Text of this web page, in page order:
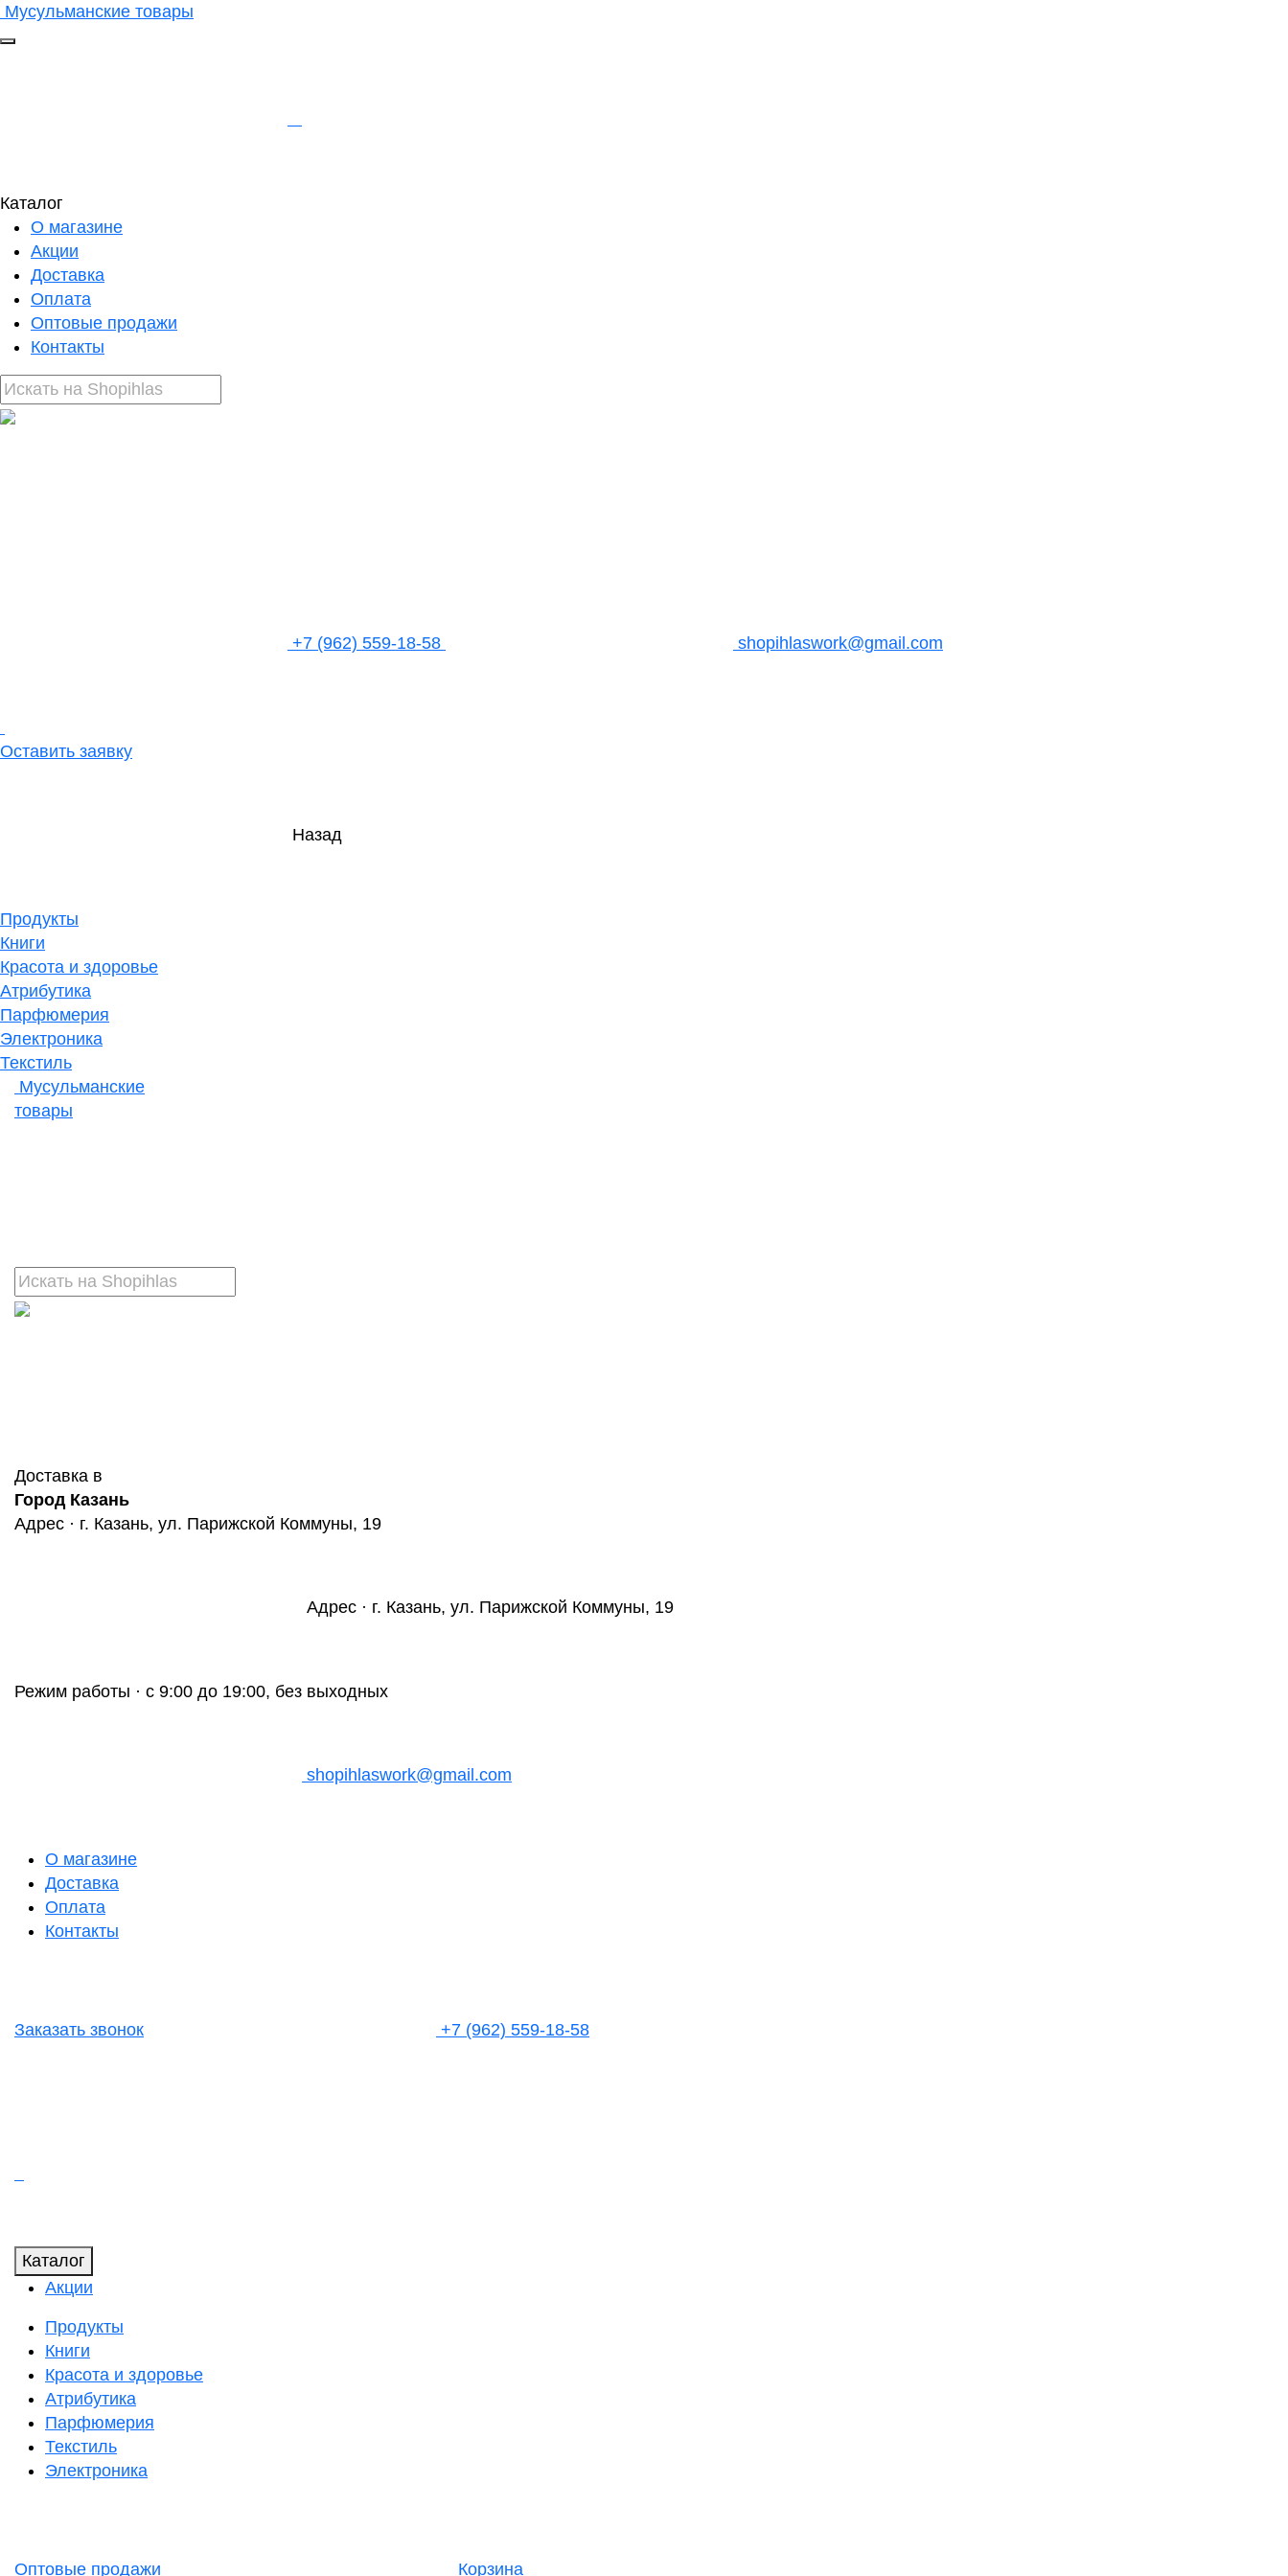
Мусульманские товары
Каталог
О магазине
Акции
Доставка
Оплата
Оптовые продажи
Контакты
+7 (962) 559-18-58 shopihlaswork@gmail.com
Оставить заявку
Назад
Продукты
Книги
Красота и здоровье
Атрибутика
Парфюмерия
Электроника
Текстиль
Мусульманские
товары
Доставка в
Город Казань
Адрес · г. Казань, ул. Парижской Коммуны, 19
Адрес · г. Казань, ул. Парижской Коммуны, 19
Режим работы · с 9:00 до 19:00, без выходных
shopihlaswork@gmail.com
О магазине
Доставка
Оплата
Контакты
Заказать звонок +7 (962) 559-18-58
Каталог
Акции
Продукты
Книги
Красота и здоровье
Атрибутика
Парфюмерия
Текстиль
Электроника
Оптовые продажи Корзина